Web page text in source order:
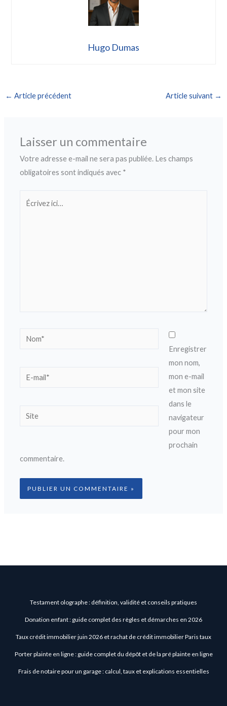
Hugo Dumas
← Article précédent Article suivant →
Laisser un commentaire
Votre adresse e-mail ne sera pas publiée. Les champs
obligatoires sont indiqués avec *
Nom*
E-
Site
Enregistrer
mon nom,
mon e-mail
et mon site
dans le
navigateur
pour mon
prochain
commentaire.
Testament olographe : définition, validité et conseils pratiques
Donation enfant : guide complet des règles et démarches en 2026
Taux crédit immobilier juin 2026 et rachat de crédit immobilier Paris taux
Porter plainte en ligne : guide complet du dépôt et de la pré plainte en ligne
Frais de notaire pour un garage : calcul, taux et explications essentielles